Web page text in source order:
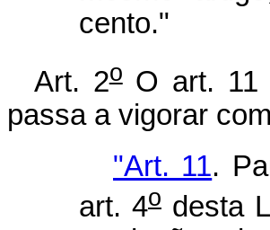
cento."
Art. 2oO art. 11
passa a vigorar
"Art. 11.
art. 4o desta